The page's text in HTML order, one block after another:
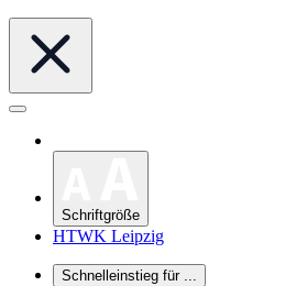
Schriftgröße
HTWK Leipzig
Schnelleinstieg für ...